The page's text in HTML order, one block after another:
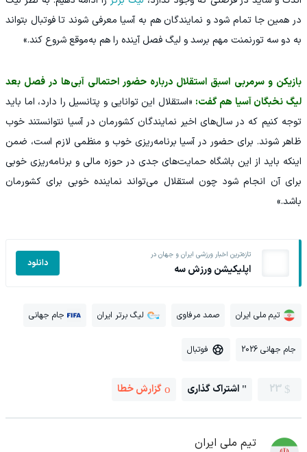
در همین جا تمام شود و نمایندگان هم به آسیا معرفی شوند تا فوتبال بتواند
به دو سه تورنمنت مهم برسد و لیگ فصل آینده را هم به‌موقع شروع کند.»
بازیکن و سرمربی اسبق استقلال درباره حضور احتمالی آبی‌ها در فصل بعد
لیگ نخبگان آسیا هم گفت: «استقلال این توانایی و پتانسیل را دارد، اما باید
توجه کنیم که در سال‌های اخیر نمایندگان کشورمان در آسیا نتوانستند خوب
ظاهر شوند. برای حضور در آسیا برنامه‌ریزی خوب و منظمی لازم است، ضمن
اینکه باید از این باشگاه حمایت‌های جدی در حوزه مالی و برنامه‌ریزی خوبی
برای آن انجام شود چون استقلال می‌تواند نماینده خوبی برای کشورمان
باشد.»
تازه‌ترین اخبار ورزشی ایران و جهان در
اپلیکیشن ورزش سه دانلود
تیم ملی ایران صمد مرفاوی لیگ برتر ایران جام جهانی
جام جهانی 2026 فوتبال
23 اشتراک گذاری گزارش خطا
تیم ملی ایران